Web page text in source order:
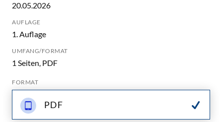
20.05.2026
AUFLAGE
1. Auflage
UMFANG/FORMAT
1 Seiten, PDF
FORMAT
PDF